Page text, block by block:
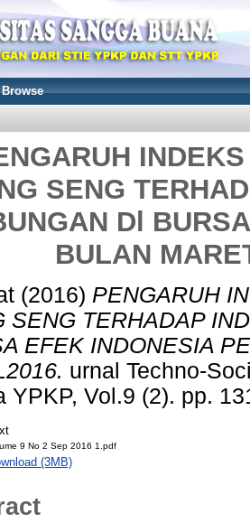
Browse
SENG
Dl
BULAN
(2016) PENGARUH
SENG TERHADAP
EFEK INDONESIA
urnal Techno-
YPKP, Vol.9 (2). pp.
9 No 2 Sep 2016 1.pdf
(3MB)